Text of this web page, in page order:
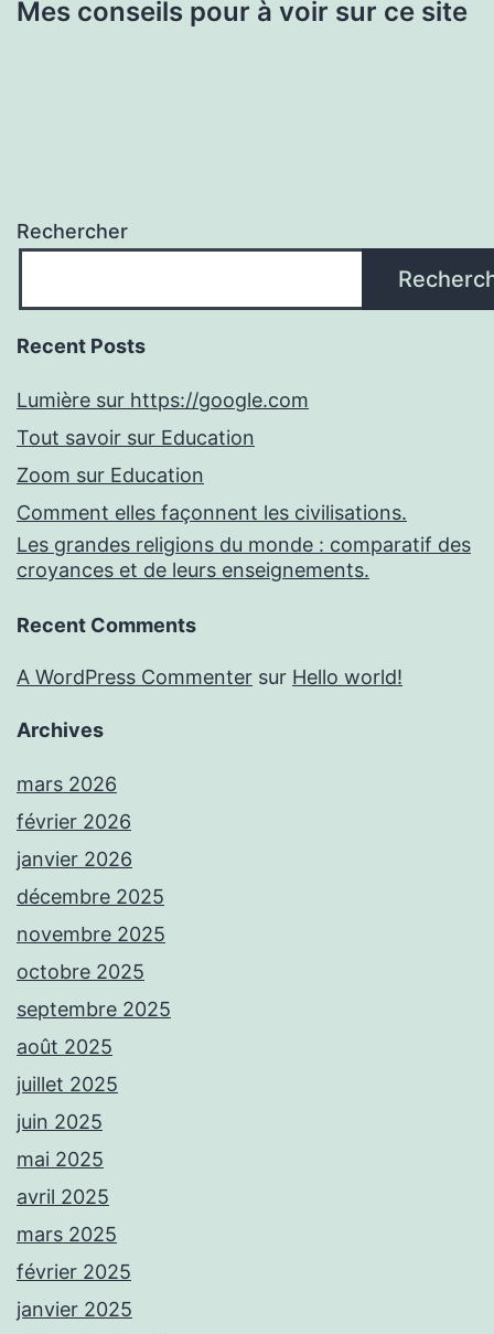
Mes conseils pour à voir sur ce site
Rechercher
Recent Posts
Lumière sur https://google.com
Tout savoir sur Education
Zoom sur Education
Comment elles façonnent les civilisations.
Les grandes religions du monde : comparatif des
croyances et de leurs enseignements.
Recent Comments
A WordPress Commenter sur Hello world!
Archives
mars 2026
février 2026
janvier 2026
décembre 2025
novembre 2025
octobre 2025
septembre 2025
août 2025
juillet 2025
juin 2025
mai 2025
avril 2025
mars 2025
février 2025
janvier 2025